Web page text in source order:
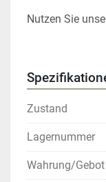
Nutzen Sie
Projekte realisiert.
Gemeinsam
Ablauf und
nachhaltig zu
Zustand
Lagernummer
Wahrung/Gebot